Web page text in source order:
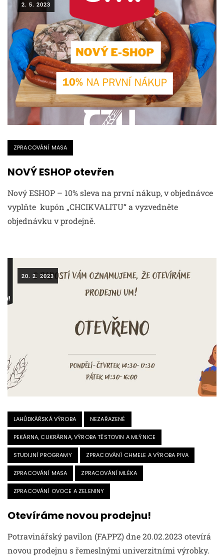
2. 5. 2023
ZPRACOVÁNÍ MASA
NOVÝ ESHOP otevřen
Nový ESHOP – 10% sleva na první nákup, v objednávce
vyplňte kupón „CHCIKVALITU“ a vyzvedněte
objednávku v prodejně.
20. 2. 2023
LAHŮDKÁŘSKÁ VÝROBA NEZAŘAZENÉ
PEKÁRNA, CUKRÁRNA, VÝROBA TĚSTOVIN A MLÝNICE
STUDIJNÍ PROGRAMY ZPRACOVÁNÍ CHMELE A VÝROBA PIVA
ZPRACOVÁNÍ MASA ZPRACOVÁNÍ MLÉKA
ZPRACOVÁNÍ OVOCE A ZELENINY
Otevíráme novou prodejnu!
Potravinářský pavilon (FAPPZ) dne 20.02.2023 otevírá
novou prodejnu s řemeslnými univerzitními výrobky.